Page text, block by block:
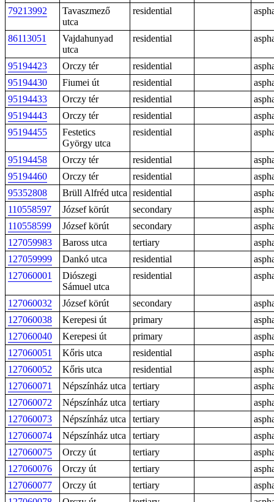
79213992
Tavaszmező
utca
residential
86113051
Vajdahunyad
utca
residential
95194423 Orczy tér residential
95194430
Fiumei út residential
95194433
Orczy tér residential
95194443
Orczy tér residential
95194455
Festetics
György utca
residential
95194458 Orczy tér residential
95194460
Orczy tér residential
95352808
Brüll Alfréd utca residential
110558597
József körút secondary
110558599
József körút secondary
127059983
Baross utca tertiary
127059999
Dankó utca residential
127060001
Diószegi
Sámuel utca
residential
127060032 József körút secondary
127060038
Kerepesi út primary
127060040
Kerepesi út primary
127060051
Kőris utca residential
127060052
Kőris utca residential
127060071
Népszínház utca tertiary
127060072
Népszínház utca tertiary
127060073
Népszínház utca tertiary
127060074
Népszínház utca tertiary
127060075
Orczy út tertiary
127060076
Orczy út tertiary
127060077
Orczy út tertiary